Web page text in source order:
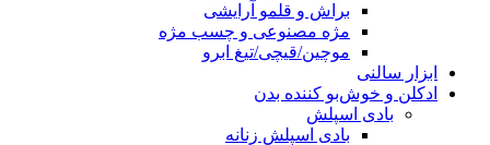
براش و قلمو آرایشی
مژه مصنوعی و چسب مژه
موچین/قیچی/تیغ ابرو
ابزار سالنی
ادکلن و خوش‌بو کننده بدن
بادی اسپلش
بادی اسپلش زنانه